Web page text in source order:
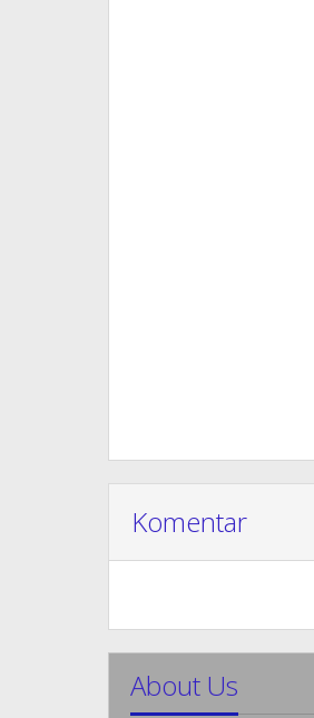
Komentar
About Us